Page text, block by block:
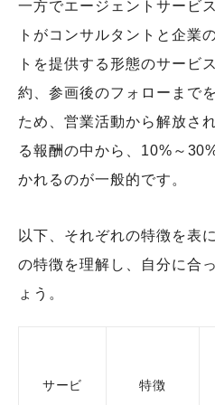
一方でエージェントサービ
トがコンサルタントと企業
トを提供する形態のサービ
約、参画後のフォローまで
ため、営業活動から解放さ
る報酬の中から、10%～
かれるのが一般的です。
以下、それぞれの特徴を表
の特徴を理解し、自分に合
ょう。
サービ
特徴